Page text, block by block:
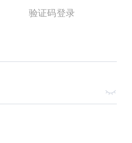
验证码登录